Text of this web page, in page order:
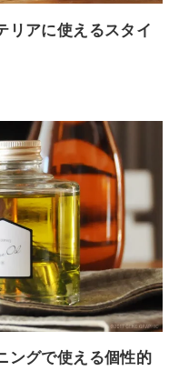
リアに使えるスタイ
ングで使える個性的